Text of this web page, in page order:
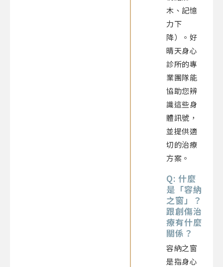
木、記憶
力下
降）。好
晴天身心
診所的專
業團隊能
協助您辨
識這些身
體訊號，
並提供適
切的治療
方案。
Q: 什麼
是「容納
之窗」？
跟創傷治
療有什麼
關係？
容納之窗
是指身心